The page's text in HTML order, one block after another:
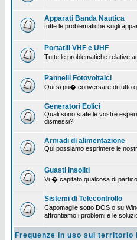
Apparati Banda Nautica
tutte le problematiche sugli
Portatili VHF e UHF
Tutte le problematiche relative
Pannelli Fotovoltaici
Qui si pu� conversare di tutto
Generatori Eolici
Quali sono state le vostre
dismessi?
Armadi di alimentazione
Qui possiamo esprimere le
Guasti insoliti
Vi � capitato qualcosa di
Sistemi di Telecontrollo
Capomaglie sotto DOS o su
affrontiamo i problemi e le
Frequenze in uso sul territorio